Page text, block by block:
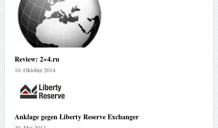
Review: 2×4.ru
10. Oktober 2014
Anklage gegen Liberty Reserve Exchanger